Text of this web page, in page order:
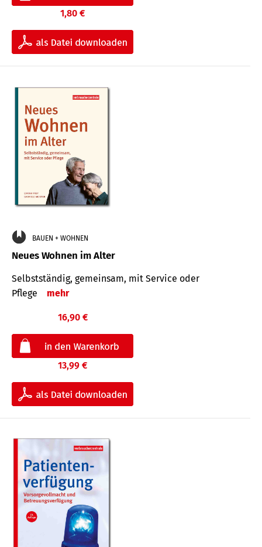
1,80 €
BAUEN + WOHNEN
Neues Wohnen im Alter
Selbstständig, gemeinsam, mit Service oder
Pflege
mehr
16,90 €
13,99 €